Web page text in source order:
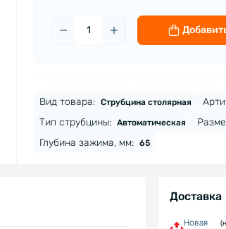
Вид товара: Струбцина столярная
Тип струбцины: Автоматическая
Глубина зажима, мм: 65
Доставка
Новая